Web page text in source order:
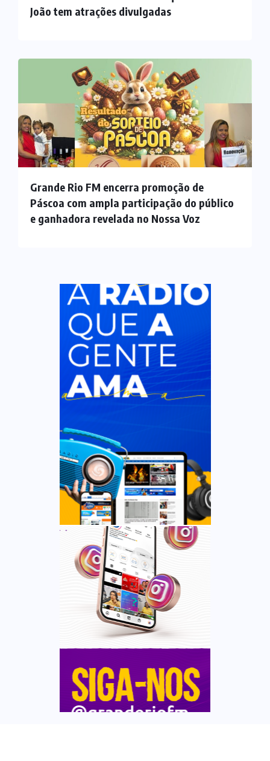
João tem atrações divulgadas
Grande Rio FM encerra promoção de
Páscoa com ampla participação do público
e ganhadora revelada no Nossa Voz